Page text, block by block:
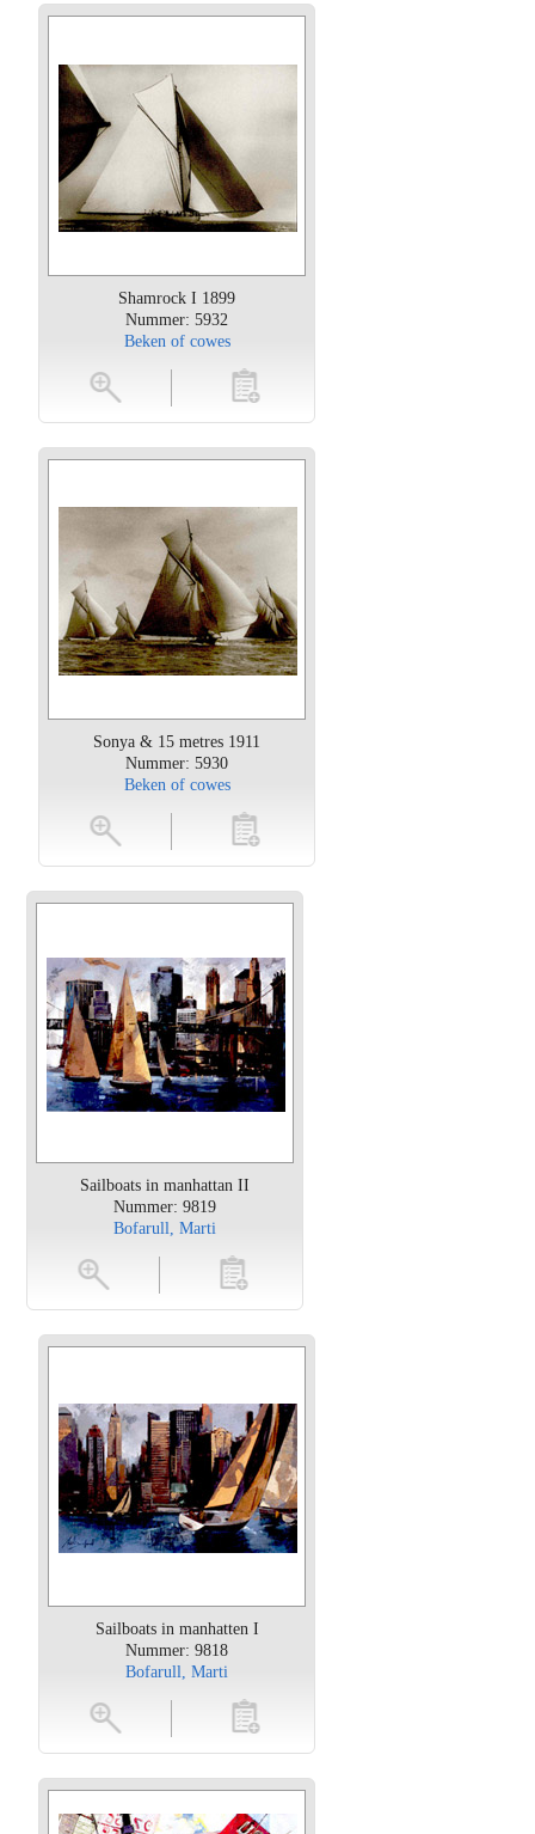
Shamrock I 1899
Nummer: 5932
Beken of cowes
toevoegen
Sonya & 15 metres 1911
Nummer: 5930
Beken of cowes
toevoegen
Sailboats in manhattan II
Nummer: 9819
Bofarull, Marti
toevoegen
Sailboats in manhatten I
Nummer: 9818
Bofarull, Marti
toevoegen